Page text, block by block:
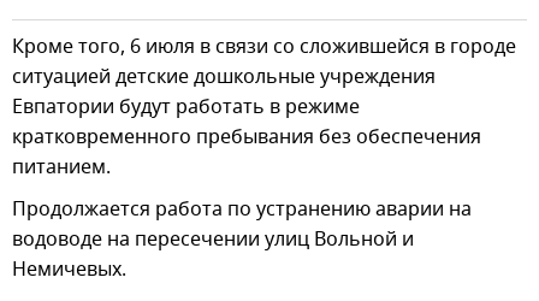
Кроме того, 6 июля в связи со сложившейся в городе
ситуацией детские дошкольные учреждения
Евпатории будут работать в режиме
кратковременного пребывания без обеспечения
питанием.
Продолжается работа по устранению аварии на
водоводе на пересечении улиц Вольной и
Немичевых.